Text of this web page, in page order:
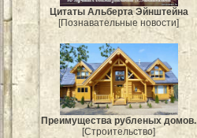
Цитаты Альберта Эйнштейна
[Познавательные новости]
Преимущества рубленых домов.
[Строительство]